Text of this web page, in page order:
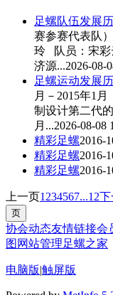
足螺队伍发展
赛参赛代表队
玲 队员：宋彩
济源...2026-08-
足螺运动发展
月－2015年1
制设计第二代
月...2026-08-08
精彩足螺2016-
精彩足螺2016-
精彩足螺2016-
上一页1 234567...12下
协会动态友情链接会
图 网站管理足螺之家
电脑版|触屏版